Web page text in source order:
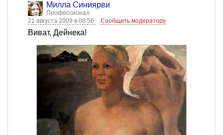
Милла Синиярви
Профессионал
21 августа 2009 в 08:56
Сообщить модератору
Виват, Дейнека!